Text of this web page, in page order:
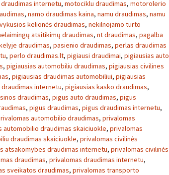
internetu, motociklu draudimas, motorolerio
, namo draudimas kaina, namu draudimas, namu
kelionės draudimas, nekilnojamo turto
atsitikimų draudimas, nt draudimas, pagalba
draudimas, pasienio draudimas, perlas draudimas
, perlo draudimas.lt, pigiausi draudimai, pigiausias auto
, pigiausias automobiliu draudimas, pigiausias civilines
, pigiausias draudimas automobiliui, pigiausias
internetu, pigiausias kasko draudimas,
draudimas, pigus auto draudimas, pigus
, pigus draudimas, pigus draudimas internetu,
automobilio draudimas, privalomas
automobilio draudimas skaiciuokle, privalomas
draudimas skaiciuokle, privalomas civilinės
atsakomybes draudimas internetu, privalomas civilinės
draudimas, privalomas draudimas internetu,
sveikatos draudimas, privalomas transporto